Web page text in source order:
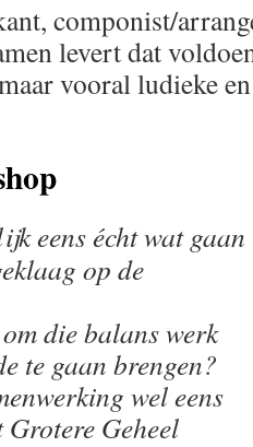
componist/
levert dat
vooral ludieke
eens écht wat gaan
op de
die balans werk
te gaan brengen?
wel eens
Geheel